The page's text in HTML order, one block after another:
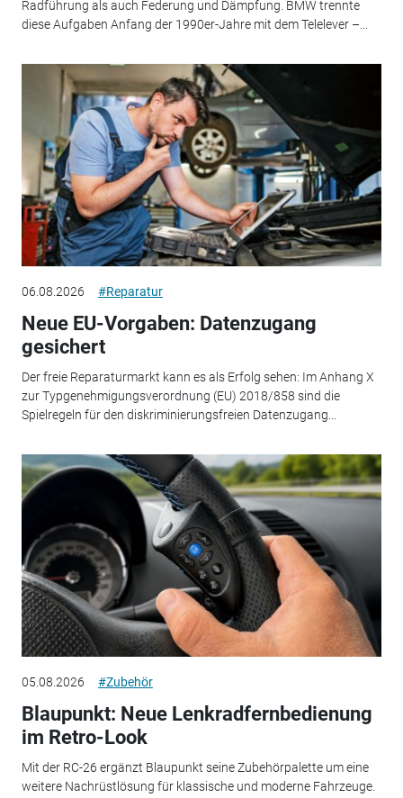
Radführung als auch Federung und Dämpfung. BMW trennte
diese Aufgaben Anfang der 1990er-Jahre mit dem Telelever –...
06.08.2026 #Reparatur
Neue EU-Vorgaben: Datenzugang
gesichert
Der freie Reparaturmarkt kann es als Erfolg sehen: Im Anhang X
zur Typgenehmigungsverordnung (EU) 2018/858 sind die
Spielregeln für den diskriminierungsfreien Datenzugang...
05.08.2026 #Zubehör
Blaupunkt: Neue Lenkradfernbedienung
im Retro-Look
Mit der RC-26 ergänzt Blaupunkt seine Zubehörpalette um eine
weitere Nachrüstlösung für klassische und moderne Fahrzeuge.